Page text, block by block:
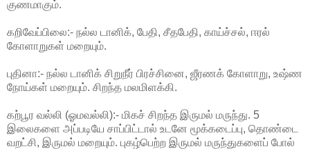
குணமாகும்.
கறிவேப்பிலை:- நல்ல டானிக், பேதி, சீதபேதி, காய்ச்சல், ஈரல்
கோளாறுகள் மறையும்.
புதினா:- நல்ல டானிக் சிறுநீர் பிரச்சினை, ஜீரணக் கோளாறு, உஷ்ண
நோய்கள் மறையும். சிறந்த மலமிளக்கி.
கற்பூர வல்லி (ஓமவல்லி):- மிகச் சிறந்த இருமல் மருந்து. 5
இலைகளை அப்படியே சாப்பிட்டால் உடனே மூக்கடைப்பு, தொண்டை
வறட்சி, இருமல் மறையும். புகழ்பெற்ற இருமல் மருந்துகளைப் போல்